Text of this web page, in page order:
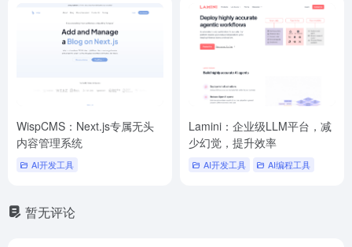
WispCMS：Next.js专属无头
内容管理系统
AI开发工具
Lamini：企业级LLM平台，减
少幻觉，提升效率
AI开发工具 AI编程工具
暂无评论